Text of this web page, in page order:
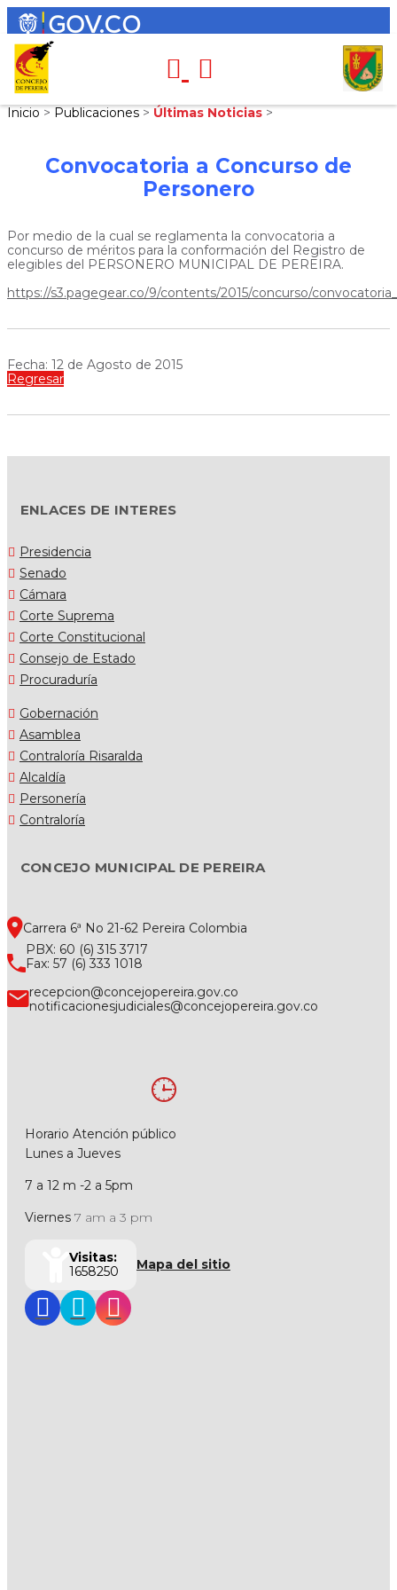
Inicio > Publicaciones > Últimas Noticias >
Convocatoria a Concurso de
Personero
Por medio de la cual se reglamenta la convocatoria a
concurso de méritos para la conformación del Registro de
elegibles del PERSONERO MUNICIPAL DE PEREIRA.
https://s3.pagegear.co/9/contents/2015/concurso/
Fecha: 12 de Agosto de 2015
Regresar
ENLACES DE INTERES
Presidencia
Senado
Cámara
Corte Suprema
Corte Constitucional
Consejo de Estado
Procuraduría
Gobernación
Asamblea
Contraloría Risaralda
Alcaldía
Personería
Contraloría
CONCEJO MUNICIPAL DE PEREIRA
Carrera 6ª No 21-62 Pereira Colombia
PBX: 60 (6) 315 3717
Fax: 57 (6) 333 1018
recepcion@concejopereira.gov.co
notificacionesjudiciales@concejopereira.gov.co
Horario Atención público
Lunes a Jueves
7 a 12 m -2 a 5pm
Viernes 7 am a 3 pm
Visitas:
1658250
Mapa del sitio